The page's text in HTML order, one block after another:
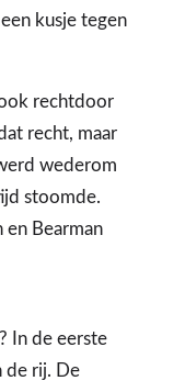
kusje tegen
rechtdoor
recht, maar
wederom
stoomde.
en Bearman
In de eerste
de rij. De